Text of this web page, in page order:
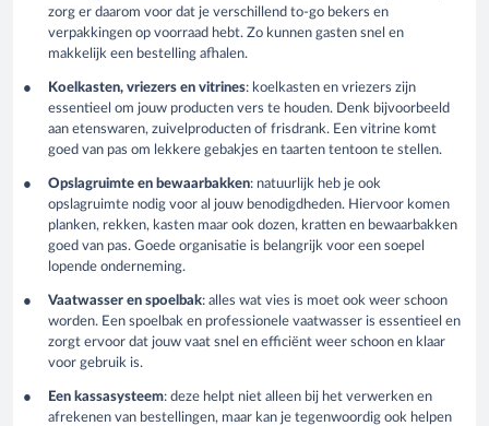
zorg er daarom voor dat je verschillend to-go bekers en
verpakkingen op voorraad hebt. Zo kunnen gasten snel en
makkelijk een bestelling afhalen.
Koelkasten, vriezers en vitrines: koelkasten en vriezers zijn
essentieel om jouw producten vers te houden. Denk bijvoorbeeld
aan etenswaren, zuivelproducten of frisdrank. Een vitrine komt
goed van pas om lekkere gebakjes en taarten tentoon te stellen.
Opslagruimte en bewaarbakken: natuurlijk heb je ook
opslagruimte nodig voor al jouw benodigdheden. Hiervoor komen
planken, rekken, kasten maar ook dozen, kratten en bewaarbakken
goed van pas. Goede organisatie is belangrijk voor een soepel
lopende onderneming.
Vaatwasser en spoelbak: alles wat vies is moet ook weer schoon
worden. Een spoelbak en professionele vaatwasser is essentieel en
zorgt ervoor dat jouw vaat snel en efficiënt weer schoon en klaar
voor gebruik is.
Een kassasysteem: deze helpt niet alleen bij het verwerken en
afrekenen van bestellingen, maar kan je tegenwoordig ook helpen